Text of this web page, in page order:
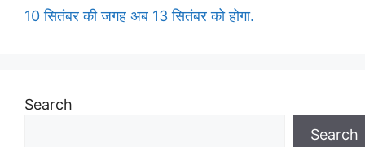
10 सितंबर की जगह अब 13 सितंबर को होगा.
Search
Search